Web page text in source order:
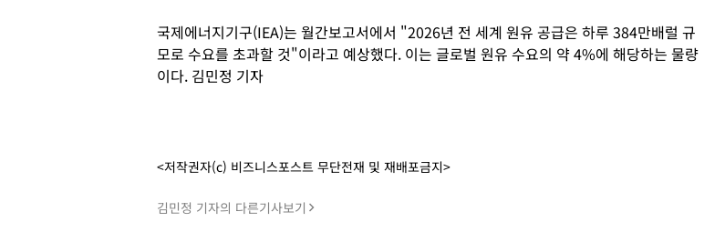
국제에너지기구(IEA)는 월간보고서에서 "2026년 전 세계 원유 공급은 하루 384만배럴 규
모로 수요를 초과할 것"이라고 예상했다. 이는 글로벌 원유 수요의 약 4%에 해당하는 물량
이다. 김민정 기자
<저작권자(c) 비즈니스포스트 무단전재 및 재배포금지>
김민정 기자의 다른기사보기